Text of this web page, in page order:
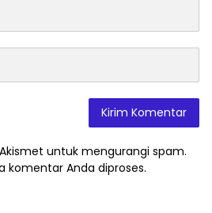
untuk mengurangi spam.
komentar Anda diproses.